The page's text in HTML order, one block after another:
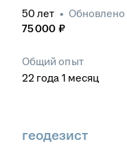
50 лет • Обновлено
75 000 ₽
Общий опыт
22 года 1 месяц
геодезист